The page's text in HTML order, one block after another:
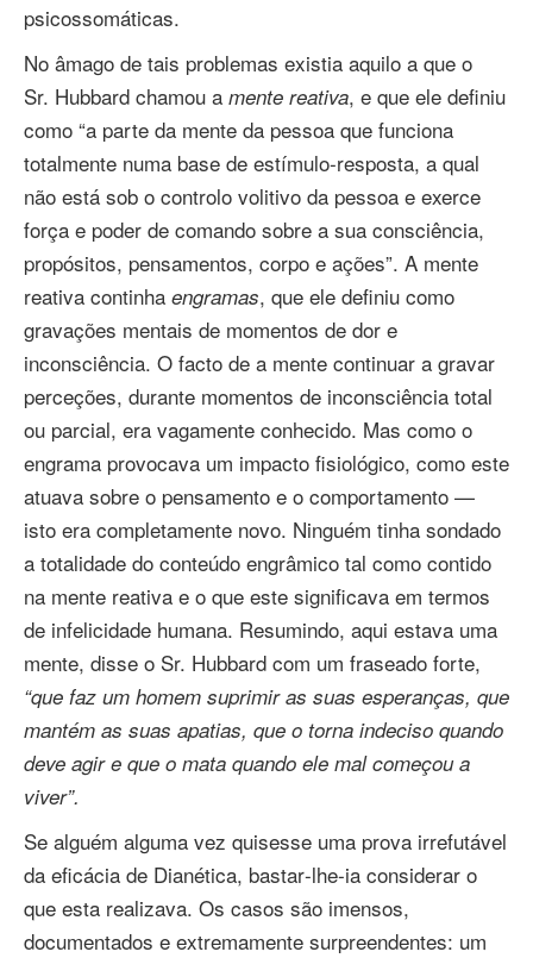
psicossomáticas.
No âmago de tais problemas existia aquilo a que o
Sr. Hubbard chamou a mente reativa, e que ele definiu
como “a parte da mente da pessoa que funciona
totalmente numa base de estímulo‑resposta, a qual
não está sob o controlo volitivo da pessoa e exerce
força e poder de comando sobre a sua consciência,
propósitos, pensamentos, corpo e ações”. A mente
reativa continha engramas, que ele definiu como
gravações mentais de momentos de dor e
inconsciência. O facto de a mente continuar a gravar
perceções, durante momentos de inconsciência total
ou parcial, era vagamente conhecido. Mas como o
engrama provocava um impacto fisiológico, como este
atuava sobre o pensamento e o comportamento —
isto era completamente novo. Ninguém tinha sondado
a totalidade do conteúdo engrâmico tal como contido
na mente reativa e o que este significava em termos
de infelicidade humana. Resumindo, aqui estava uma
mente, disse o Sr. Hubbard com um fraseado forte,
“que faz um homem suprimir as suas esperanças, que
mantém as suas apatias, que o torna indeciso quando
deve agir e que o mata quando ele mal começou a
viver”.
Se alguém alguma vez quisesse uma prova irrefutável
da eficácia de Dianética, bastar‑lhe‑ia considerar o
que esta realizava. Os casos são imensos,
documentados e extremamente surpreendentes: um